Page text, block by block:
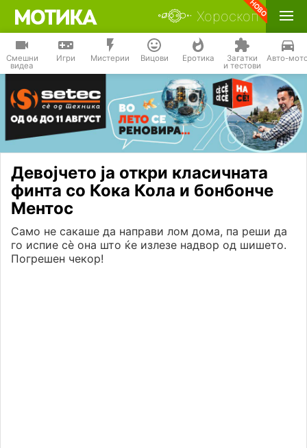
Хороскоп
Смешни
видеа
Игри Мистерии Вицови Еротика Загатки
и тестови
Авто-
Девојчето ја откри класичната
финта со Кока Кола и бонбонче
Ментос
Само не сакаше да направи лом дома, па реши да
го испие сѐ она што ќе излезе надвор од шишето.
Погрешен чекор!